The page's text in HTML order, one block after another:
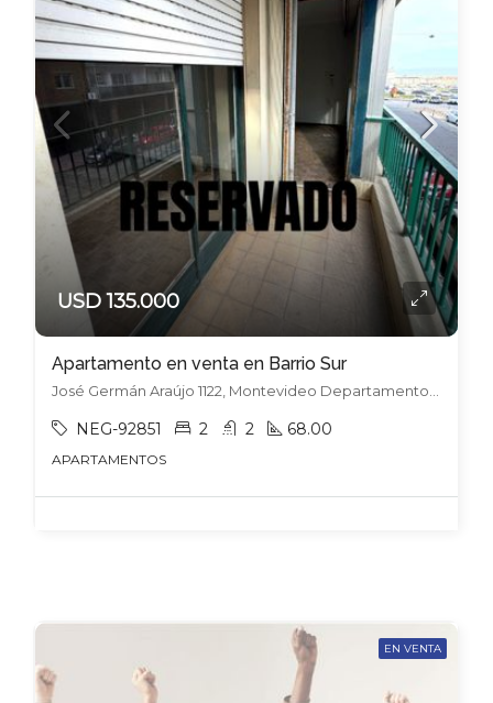
USD 135.000
Apartamento en venta en Barrio Sur
NEG-92851 2 2 68.00
APARTAMENTOS
EN VENTA